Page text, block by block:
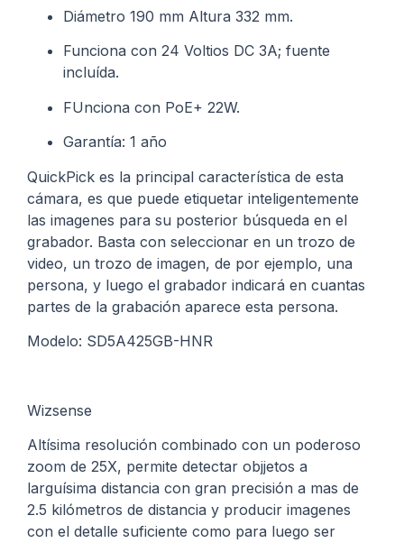
Diámetro 190 mm Altura 332 mm.
Funciona con 24 Voltios DC 3A; fuente
incluída.
FUnciona con PoE+ 22W.
Garantía: 1 año
QuickPick es la principal característica de esta
cámara, es que puede etiquetar inteligentemente
las imagenes para su posterior búsqueda en el
grabador. Basta con seleccionar en un trozo de
video, un trozo de imagen, de por ejemplo, una
persona, y luego el grabador indicará en cuantas
partes de la grabación aparece esta persona.
Modelo: SD5A425GB-HNR
Wizsense
Altísima resolución combinado con un poderoso
zoom de 25X, permite detectar objjetos a
larguísima distancia con gran precisión a mas de
2.5 kilómetros de distancia y producir imagenes
con el detalle suficiente como para luego ser